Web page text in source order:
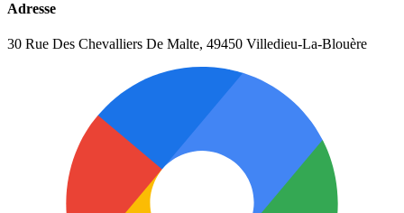
Adresse
30 Rue Des Chevalliers De Malte, 49450 Villedieu-La-Blouère